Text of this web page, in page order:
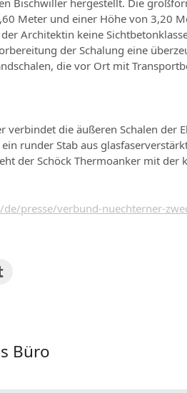
Bischwiller hergestellt. Die
Meter und einer Höhe von 3,20
Architektin keine
der Schalung eine
die vor Ort mit
verbindet die äußeren Schalen
runder Stab aus
der Schöck Thermoanker mit
presse/verbund-nuechterner-
Büro